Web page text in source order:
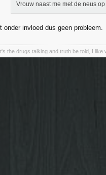
Vrouw naast me met de neus
onder invloed dus geen probleem.
the drugs talking and truth be told, I like